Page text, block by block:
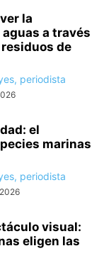
la
a través
de
periodista
el
marinas
periodista
visual:
eligen las